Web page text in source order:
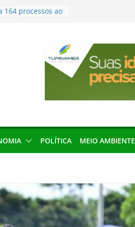
164 processos ao
por
pública
condenação e ex-
devolverá quase
para
e contábil do
POLÍTICA MEIO AMBIENTE